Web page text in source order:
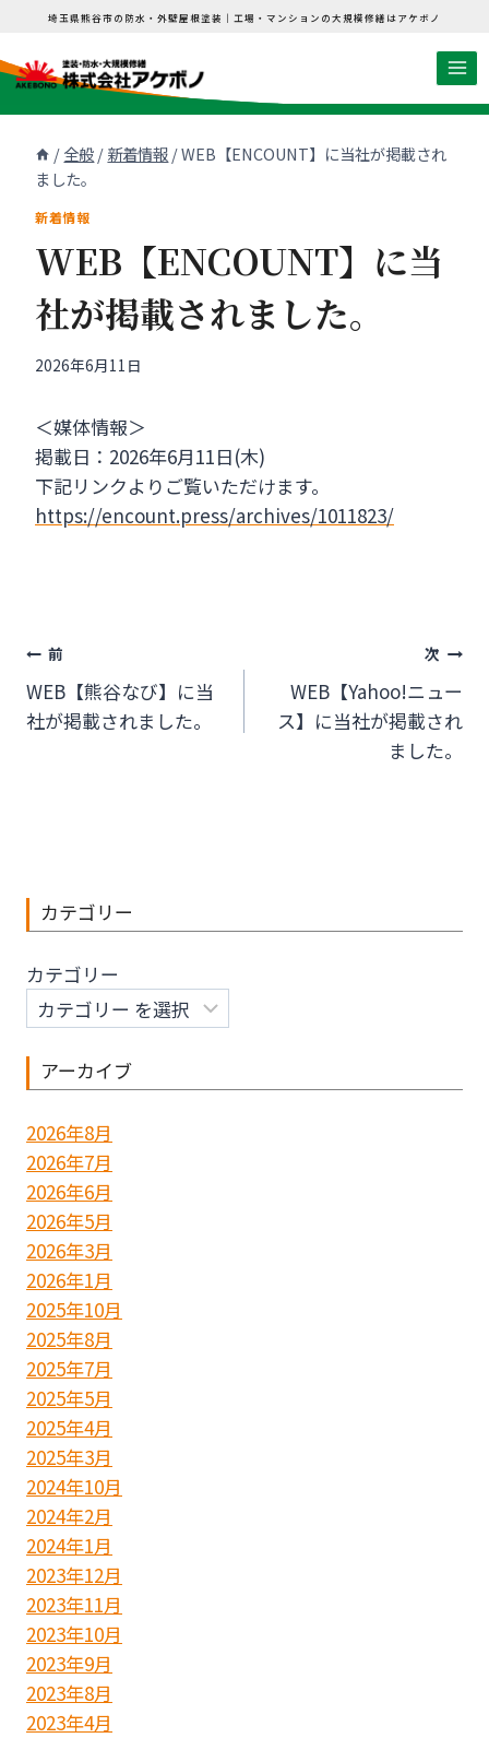
を
埼玉県熊谷市の防水・外壁屋根塗装｜工場・マンションの大規模修繕はアケボノ
/全般/新着情報/WEB【ENCOUNT】に当社が掲載され
ました。
新着情報
WEB【ENCOUNT】に当
社が掲載されました。
2026年6月11日
＜媒体情報＞
掲載日：2026年6月11日(木)
下記リンクよりご覧いただけます。
https://encount.press/archives/1011823/
投
稿
ー
シ
ョ
ン
前
WEB【熊谷なび】に当
社が掲載されました。
次
WEB【Yahoo!ニュー
ス】に当社が掲載され
ました。
カテゴリー
カテゴリー
アーカイブ
2026年8月
2026年7月
2026年6月
2026年5月
2026年3月
2026年1月
2025年10月
2025年8月
2025年7月
2025年5月
2025年4月
2025年3月
2024年10月
2024年2月
2024年1月
2023年12月
2023年11月
2023年10月
2023年9月
2023年8月
2023年4月